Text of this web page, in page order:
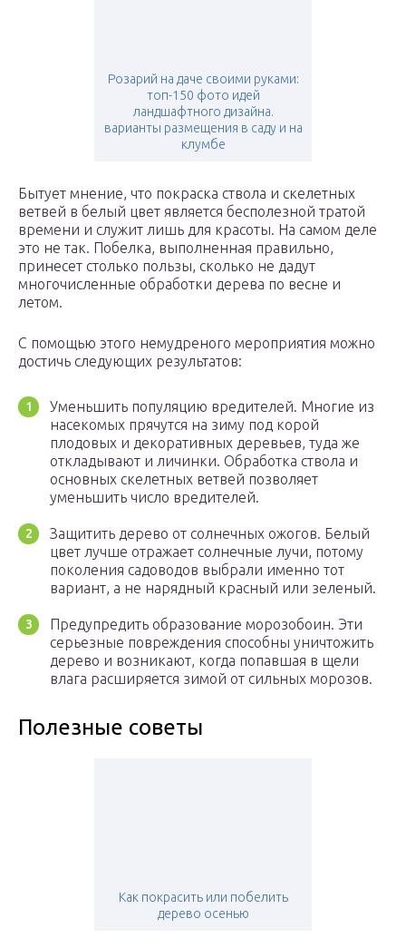
Розарий на даче своими руками:
топ-150 фото идей
ландшафтного дизайна.
варианты размещения в саду и на
клумбе
Бытует мнение, что покраска ствола и скелетных
ветвей в белый цвет является бесполезной тратой
времени и служит лишь для красоты. На самом деле
это не так. Побелка, выполненная правильно,
принесет столько пользы, сколько не дадут
многочисленные обработки дерева по весне и
летом.
С помощью этого немудреного мероприятия можно
достичь следующих результатов:
Уменьшить популяцию вредителей. Многие из
насекомых прячутся на зиму под корой
плодовых и декоративных деревьев, туда же
откладывают и личинки. Обработка ствола и
основных скелетных ветвей позволяет
уменьшить число вредителей.
Защитить дерево от солнечных ожогов. Белый
цвет лучше отражает солнечные лучи, потому
поколения садоводов выбрали именно тот
вариант, а не нарядный красный или зеленый.
Предупредить образование морозобоин. Эти
серьезные повреждения способны уничтожить
дерево и возникают, когда попавшая в щели
влага расширяется зимой от сильных морозов.
Полезные советы
Как покрасить или побелить
дерево осенью